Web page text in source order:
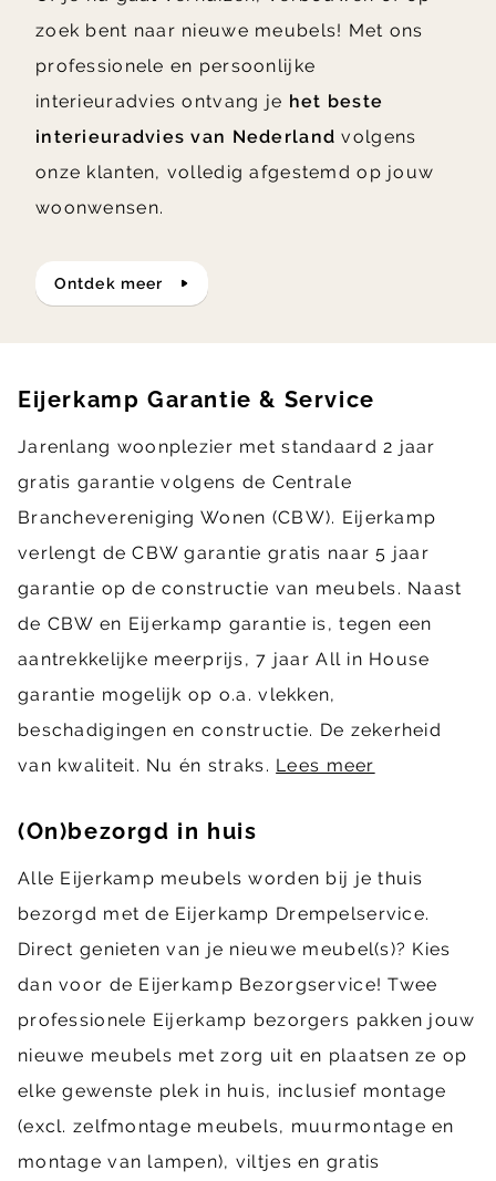
zoek bent naar nieuwe meubels! Met ons
professionele en persoonlijke
interieuradvies ontvang je het beste
interieuradvies van Nederland volgens
onze klanten, volledig afgestemd op jouw
woonwensen.
ontdek meer
Eijerkamp Garantie & Service
Jarenlang woonplezier met standaard 2 jaar
gratis garantie volgens de Centrale
Branchevereniging Wonen (CBW). Eijerkamp
verlengt de CBW garantie gratis naar 5 jaar
garantie op de constructie van meubels. Naast
de CBW en Eijerkamp garantie is, tegen een
aantrekkelijke meerprijs, 7 jaar All in House
garantie mogelijk op o.a. vlekken,
beschadigingen en constructie. De zekerheid
van kwaliteit. Nu én straks. Lees meer
(On)bezorgd in huis
Alle Eijerkamp meubels worden bij je thuis
bezorgd met de Eijerkamp Drempelservice.
Direct genieten van je nieuwe meubel(s)? Kies
dan voor de Eijerkamp Bezorgservice! Twee
professionele Eijerkamp bezorgers pakken jouw
nieuwe meubels met zorg uit en plaatsen ze op
elke gewenste plek in huis, inclusief montage
(excl. zelfmontage meubels, muurmontage en
montage van lampen), viltjes en gratis